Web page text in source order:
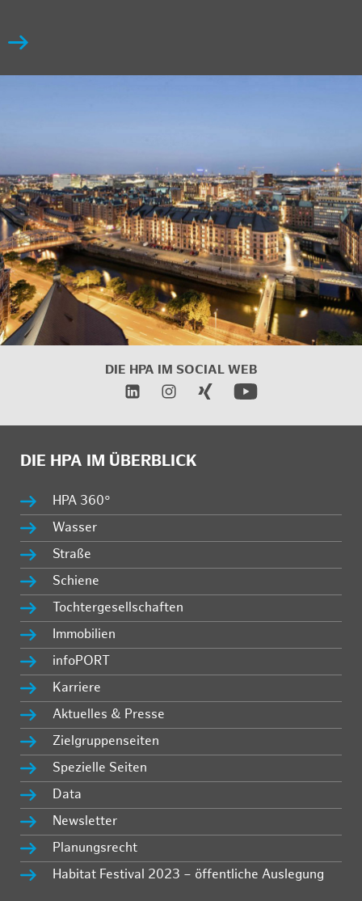
DIE HPA IM SOCIAL WEB
DIE HPA IM ÜBERBLICK
HPA 360°
Wasser
Straße
Schiene
Tochtergesellschaften
Immobilien
infoPORT
Karriere
Aktuelles & Presse
Zielgruppenseiten
Spezielle Seiten
Data
Newsletter
Planungsrecht
Habitat Festival 2023 – öffentliche Auslegung